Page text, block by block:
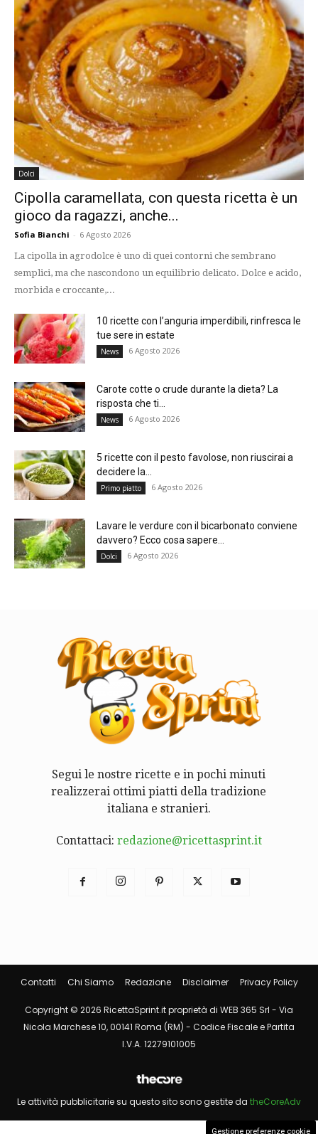
Dolci
Cipolla caramellata, con questa ricetta è un
gioco da ragazzi, anche...
Sofia Bianchi - 6 Agosto 2026
La cipolla in agrodolce è uno di quei contorni che sembrano
semplici, ma che nascondono un equilibrio delicato. Dolce e acido,
morbida e croccante,...
10 ricette con l’anguria imperdibili, rinfresca le
tue sere in estate
News 6 Agosto 2026
Carote cotte o crude durante la dieta? La
risposta che ti...
News 6 Agosto 2026
5 ricette con il pesto favolose, non riuscirai a
decidere la...
Primo piatto 6 Agosto 2026
Lavare le verdure con il bicarbonato conviene
davvero? Ecco cosa sapere...
Dolci 6 Agosto 2026
Segui le nostre ricette e in pochi minuti
realizzerai ottimi piatti della tradizione
italiana e stranieri.
Contattaci: redazione@ricettasprint.it
Contatti Chi Siamo Redazione Disclaimer Privacy Policy
Copyright © 2026 RicettaSprint.it proprietà di WEB 365 Srl - Via
Nicola Marchese 10, 00141 Roma (RM) - Codice Fiscale e Partita
I.V.A. 12279101005
Le attività pubblicitarie su questo sito sono gestite da theCoreAdv
Gestione preferenze cookie